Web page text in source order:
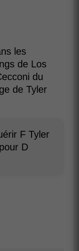
les
de Los
du
de Tyler
F Tyler
D